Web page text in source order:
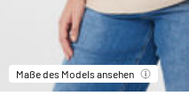
Maße des Models ansehen